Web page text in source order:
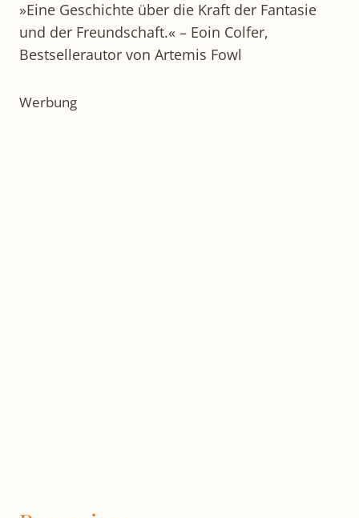
»Eine Geschichte über die Kraft der Fantasie
und der Freundschaft.« – Eoin Colfer,
Bestsellerautor von Artemis Fowl
Werbung